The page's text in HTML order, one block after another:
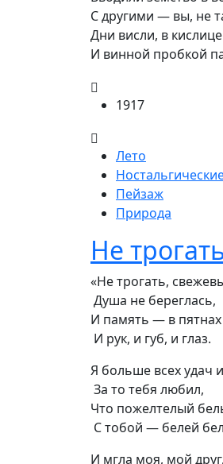
С другими — вы, не
Дни висли, в
И винной пробкой
1917
Лето
Пейзаж
Природа
Не
«Не трогать,
И память — в
И рук, и губ, и глаз.
Я больше всех удач
Что пожелтелый
С тобой — белей
И мгла моя, мой